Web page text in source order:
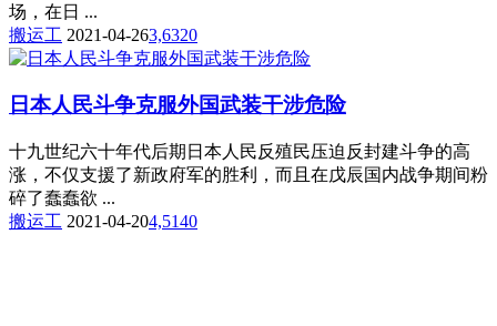
场，在日 ...
搬运工 2021-04-263,6320
日本人民斗争克服外国武装干涉危险
十九世纪六十年代后期日本人民反殖民压迫反封建斗争的高
涨，不仅支援了新政府军的胜利，而且在戊辰国内战争期间粉
碎了蠢蠢欲 ...
搬运工 2021-04-204,5140